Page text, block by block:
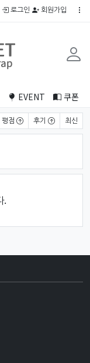
로그인 회원가입
EVENT 쿠폰
평점 후기 최신
.